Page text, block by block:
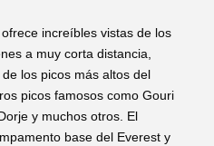
increíbles vistas de los
a muy corta distancia,
los picos más altos del
picos famosos como Gouri
y muchos otros. El
base del Everest y